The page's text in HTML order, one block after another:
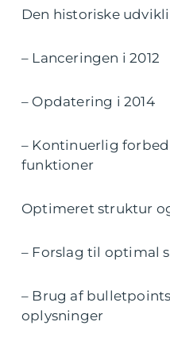
Den historiske
– Lanceringen i 2012
– Opdatering i 2014
– Kontinuerlig
funktioner
Optimeret struktur
– Forslag til optimal
– Brug af
oplysninger